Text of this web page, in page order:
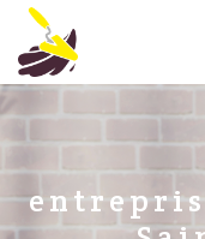
Panneau de gestion